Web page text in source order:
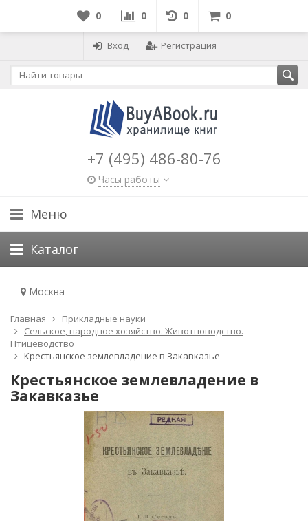
0 0 0 0
Вход Регистрация
+7 (495) 486-80-76
Часы работы
Меню
Каталог
Москва
Главная
Прикладные науки
Сельское, народное хозяйство. Животноводство.
Птицеводство
Крестьянское землевладение в Закавказье
Крестьянское землевладение в
Закавказье